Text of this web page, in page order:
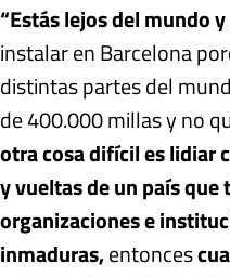
“Estás lejos del mundo
instalar en Barcelona
distintas partes del
de 400.000 millas y no
otra cosa difícil es lidiar
y vueltas de un país que
organizaciones e
inmaduras,entonces